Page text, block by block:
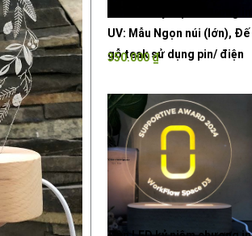
UV: Mẫu Ngọn núi (lớn), Đế
gỗ teak sử dụng pin/ điện
350.000₫